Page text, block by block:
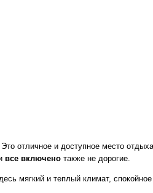
отличное и доступное место
все включено также не дорогие.
мягкий и теплый климат,